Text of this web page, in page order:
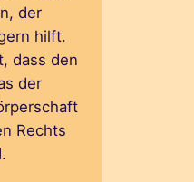
der
hilft.
dass den
der
Rechts